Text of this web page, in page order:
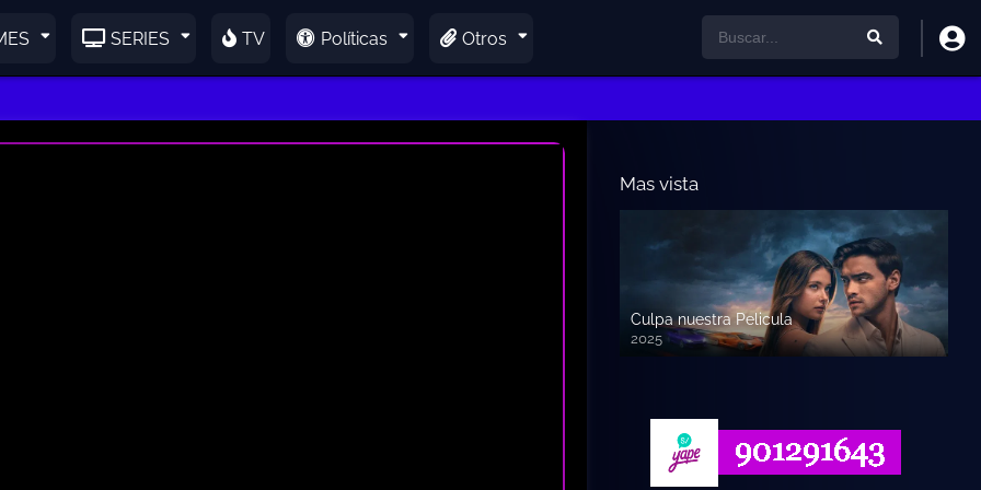
SERIES TV Políticas Otros
Mas vista
Culpa nuestra Pelicula
2025
720p HD